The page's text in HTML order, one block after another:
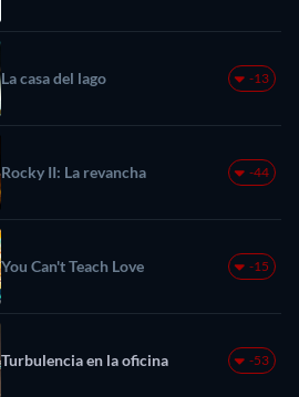
La casa del lago -13
Rocky II: La revancha -44
You Can't Teach Love -15
Turbulencia en la oficina -53